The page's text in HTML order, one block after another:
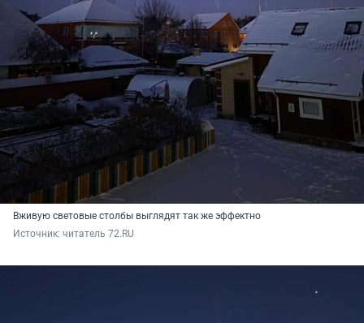
Вживую световые столбы выглядят так же эффектно
Источник: читатель 72.RU